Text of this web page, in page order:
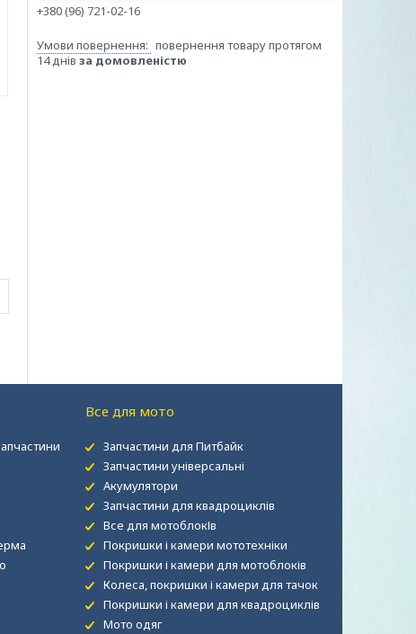
+380 (96) 721-02-16
повернення товару протягом
14 днів за домовленістю
Все для мото
Запчастини для Питбайк
Запчастини універсальні
Акумулятори
Запчастини для квадроциклів
Все для мотоблокІв
Покришки і камери мототехніки
Покришки і камери для мотоблоків
Колеса, покришки і камери для тачок
Покришки і камери для квадроциклів
Мото одяг